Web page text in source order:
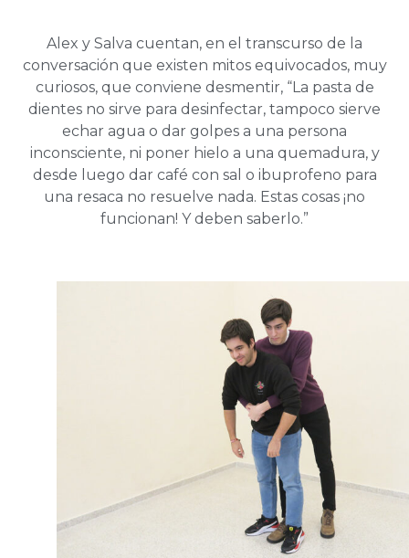
Alex y Salva cuentan, en el transcurso de la
conversación que existen mitos equivocados, muy
curiosos, que conviene desmentir, “La pasta de
dientes no sirve para desinfectar, tampoco sierve
echar agua o dar golpes a una persona
inconsciente, ni poner hielo a una quemadura, y
desde luego dar café con sal o ibuprofeno para
una resaca no resuelve nada. Estas cosas ¡no
funcionan! Y deben saberlo.”